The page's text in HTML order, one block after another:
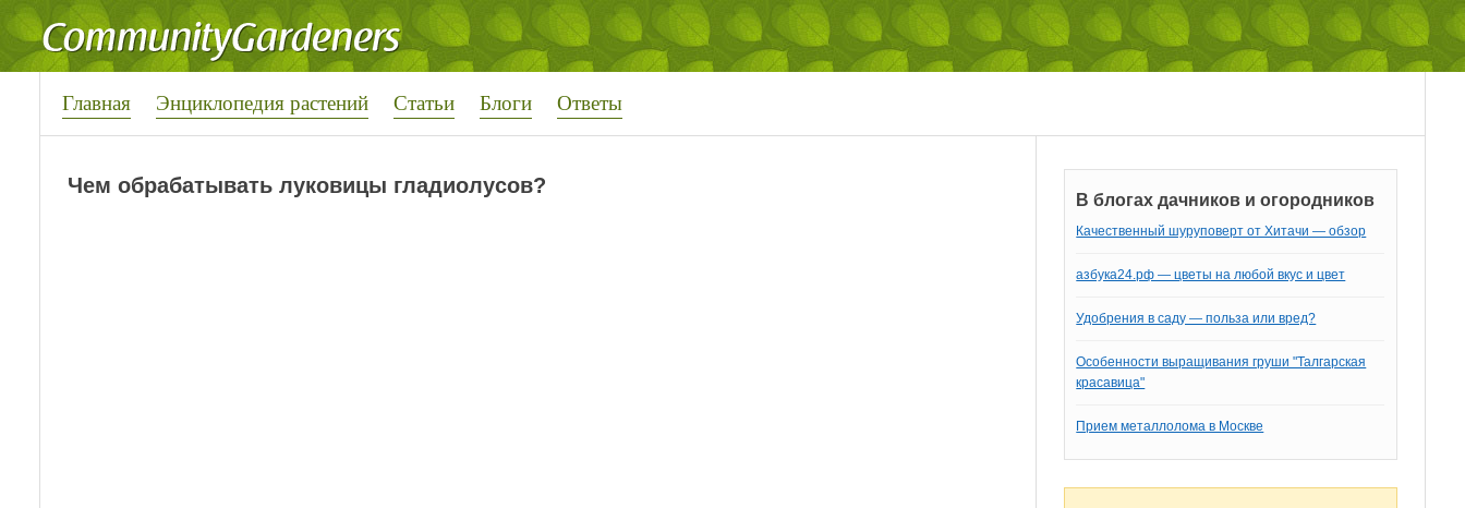
Главная Энциклопедия растений Статьи Блоги Ответы
Чем обрабатывать луковицы гладиолусов?
В блогах дачников и огородников
Качественный шуруповерт от Хитачи — обзор
азбука24.рф — цветы на любой вкус и цвет
Удобрения в саду — польза или вред?
Особенности выращивания груши "Талгарская
красавица"
Прием металлолома в Москве